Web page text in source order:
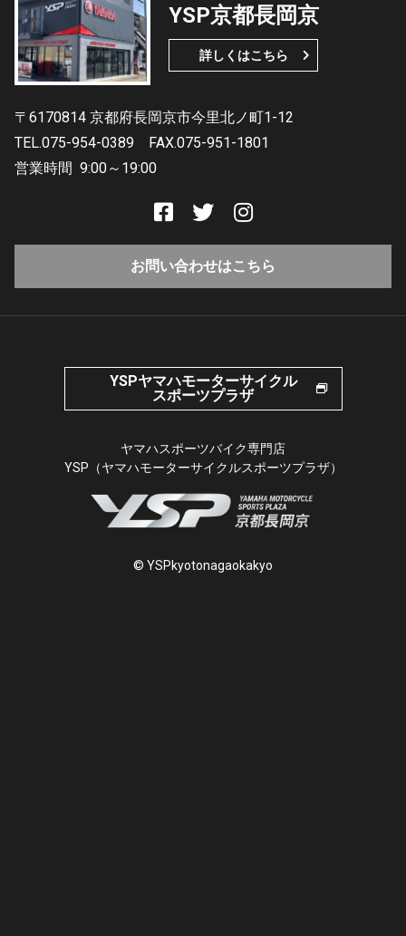
YSP京都長岡京
詳しくはこちら
〒6170814 京都府長岡京市今里北ノ町1-12
TEL.075-954-0389
FAX.075-951-1801
営業時間 9:00～19:00
お問い合わせはこちら
YSPヤマハモーターサイクル
スポーツプラザ
ヤマハスポーツバイク専門店
YSP（ヤマハモーターサイクルスポーツプラザ）
© YSPkyotonagaokakyo